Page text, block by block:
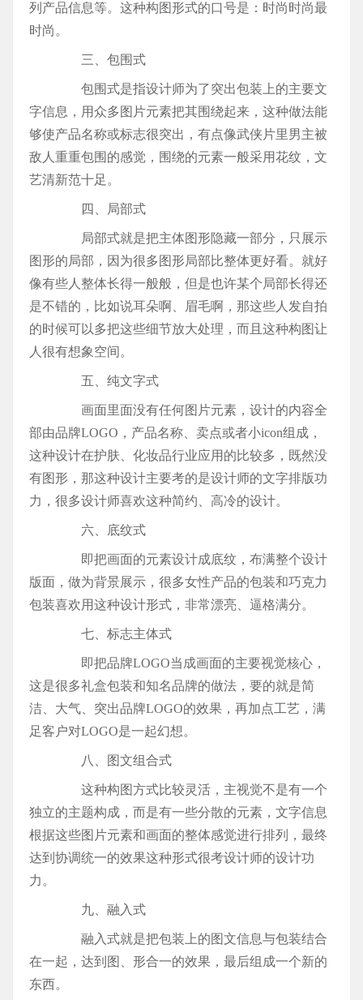
列产品信息等。这种构图形式的口号是：时尚时尚最
时尚。
三、包围式
包围式是指设计师为了突出包装上的主要文
字信息，用众多图片元素把其围绕起来，这种做法能
够使产品名称或标志很突出，有点像武侠片里男主被
敌人重重包围的感觉，围绕的元素一般采用花纹，文
艺清新范十足。
四、局部式
局部式就是把主体图形隐藏一部分，只展示
图形的局部，因为很多图形局部比整体更好看。就好
像有些人整体长得一般般，但是也许某个局部长得还
是不错的，比如说耳朵啊、眉毛啊，那这些人发自拍
的时候可以多把这些细节放大处理，而且这种构图让
人很有想象空间。
五、纯文字式
画面里面没有任何图片元素，设计的内容全
部由品牌LOGO，产品名称、卖点或者小icon组成，
这种设计在护肤、化妆品行业应用的比较多，既然没
有图形，那这种设计主要考的是设计师的文字排版功
力，很多设计师喜欢这种简约、高冷的设计。
六、底纹式
即把画面的元素设计成底纹，布满整个设计
版面，做为背景展示，很多女性产品的包装和巧克力
包装喜欢用这种设计形式，非常漂亮、逼格满分。
七、标志主体式
即把品牌LOGO当成画面的主要视觉核心，
这是很多礼盒包装和知名品牌的做法，要的就是简
洁、大气、突出品牌LOGO的效果，再加点工艺，满
足客户对LOGO是一起幻想。
八、图文组合式
这种构图方式比较灵活，主视觉不是有一个
独立的主题构成，而是有一些分散的元素，文字信息
根据这些图片元素和画面的整体感觉进行排列，最终
达到协调统一的效果这种形式很考设计师的设计功
力。
九、融入式
融入式就是把包装上的图文信息与包装结合
在一起，达到图、形合一的效果，最后组成一个新的
东西。